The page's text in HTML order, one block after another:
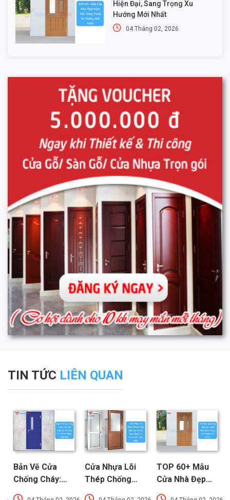
Hiện Đại, Sang Trọng Xu
Hướng Mới Nhất
04 Tháng 02, 2026
TIN TỨC LIÊN QUAN
Bản Vẽ Cửa
Chống Cháy:
Chi Tiết Cấu
Cửa Nhựa Lõi
Thép Chống
Cháy: Cấu Tạo
TOP 60+ Mẫu
Cửa Nhà Đẹp
Hiện Đại, Sang